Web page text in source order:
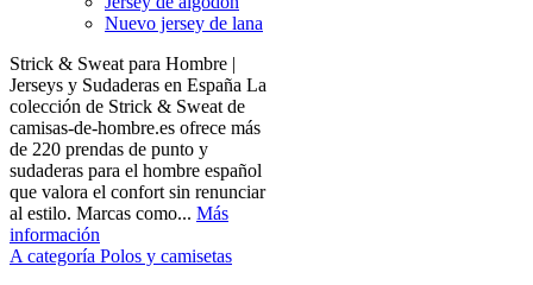
Nuevo jersey de lana
Strick & Sweat para Hombre |
Jerseys y Sudaderas en España La
colección de Strick & Sweat de
camisas-de-hombre.es ofrece más
de 220 prendas de punto y
sudaderas para el hombre español
que valora el confort sin renunciar
al estilo. Marcas como... Más
información
A categoría Polos y camisetas